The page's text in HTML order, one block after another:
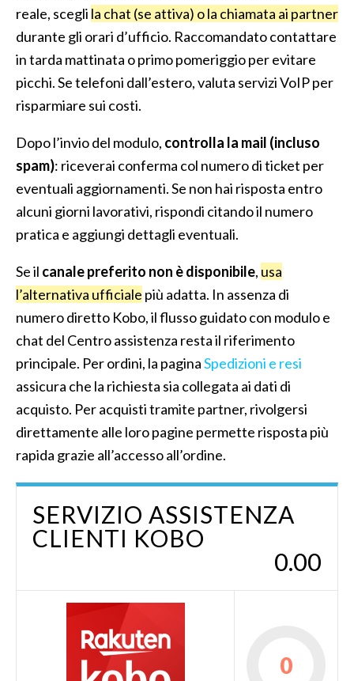
reale, scegli la chat (se attiva) o la chiamata ai partner
durante gli orari d’ufficio. Raccomandato contattare
in tarda mattinata o primo pomeriggio per evitare
picchi. Se telefoni dall’estero, valuta servizi VoIP per
risparmiare sui costi.
Dopo l’invio del modulo, controlla la mail (incluso
spam): riceverai conferma col numero di ticket per
eventuali aggiornamenti. Se non hai risposta entro
alcuni giorni lavorativi, rispondi citando il numero
pratica e aggiungi dettagli eventuali.
Se il canale preferito non è disponibile, usa
l’alternativa ufficiale più adatta. In assenza di
numero diretto Kobo, il flusso guidato con modulo e
chat del Centro assistenza resta il riferimento
principale. Per ordini, la paginaSpedizioni e resi
assicura che la richiesta sia collegata ai dati di
acquisto. Per acquisti tramite partner, rivolgersi
direttamente alle loro pagine permette risposta più
rapida grazie all’accesso all’ordine.
SERVIZIO ASSISTENZA
CLIENTI KOBO
0.00
0